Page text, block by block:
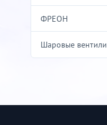
ФРЕОН
Шаровые вентили